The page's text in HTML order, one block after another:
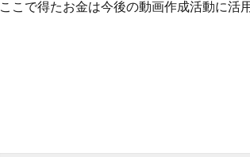
ここで得たお金は今後の動画作成活動に活